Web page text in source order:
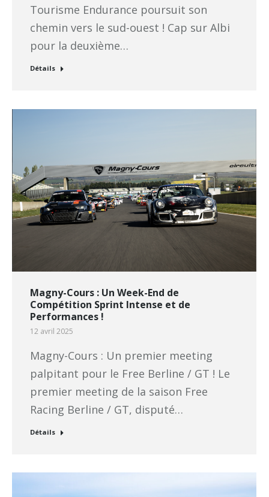
Tourisme Endurance poursuit son
chemin vers le sud-ouest ! Cap sur Albi
pour la deuxième…
Détails
Magny-Cours : Un Week-End de
Compétition Sprint Intense et de
Performances !
12 avril 2025
Magny-Cours : Un premier meeting
palpitant pour le Free Berline / GT ! Le
premier meeting de la saison Free
Racing Berline / GT, disputé…
Détails